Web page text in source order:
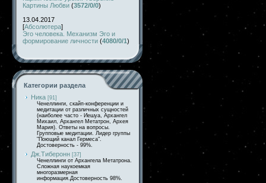
Картины Любви (3572/0/0)
13.04.2017
[Абсолютера]
Эго человека. Механизм Эго и
формирование личности (4080/0/1)
Категории раздела
Ника [91]
Ченеллинги, скайп-конференции и
медитации от различных сущностей
(наиболее часто - Иешуа, Архангел
Михаил, Архангел Метатрон, Архея
Мария). Ответы на вопросы.
Групповые медитации. Лидер группы
"Поющий канал Гермеса".
Достоверность - 99%.
Дж.Тиберонн [37]
Ченеллинги от Архангела Метатрона.
Сложная наукоемкая
многоразмерная
информация.Достоверность 98%.